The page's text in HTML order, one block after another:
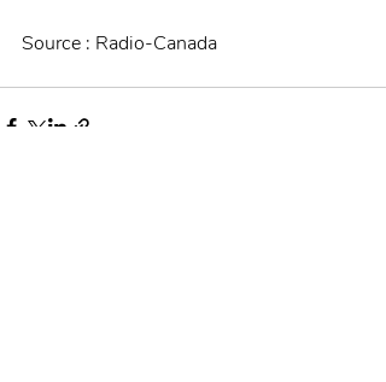
Source : Radio-Canada